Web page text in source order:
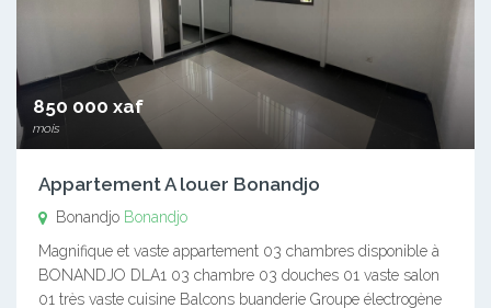
850 000 xaf
mois
Appartement A louer Bonandjo
Bonandjo Bonandjo
Magnifique et vaste appartement 03 chambres disponible à
BONANDJO DLA1 03 chambre 03 douches 01 vaste salon
01 très vaste cuisine Balcons buanderie Groupe électrogène